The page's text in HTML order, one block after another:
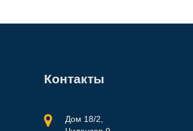
Контакты
Дом 18/2,